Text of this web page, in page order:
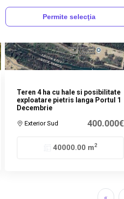
Teren 4 ha cu hale si posibilitate
exploatare pietris langa Portul 1
Decembrie
Exterior Sud 400.000€
40000.00 m2
«
Permite selecţia